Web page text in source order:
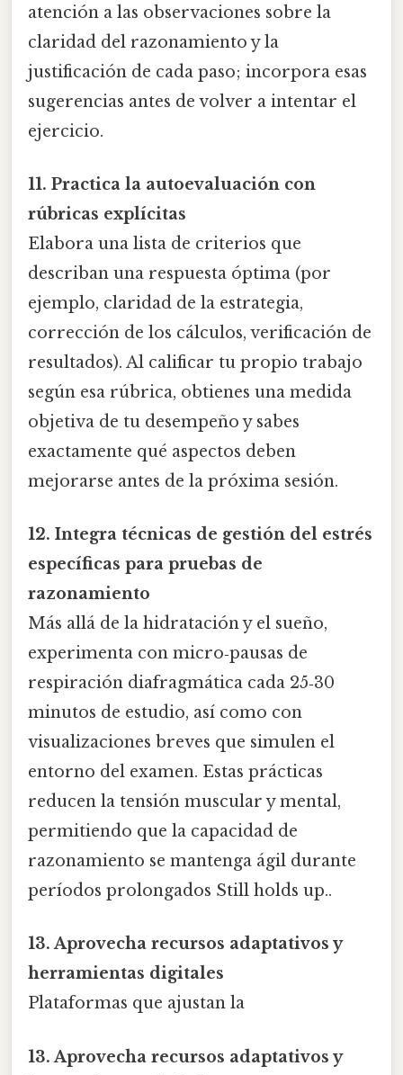
atención a las observaciones sobre la
claridad del razonamiento y la
justificación de cada paso; incorpora esas
sugerencias antes de volver a intentar el
ejercicio.
11. Practica la autoevaluación con
rúbricas explícitas
Elabora una lista de criterios que
describan una respuesta óptima (por
ejemplo, claridad de la estrategia,
corrección de los cálculos, verificación de
resultados). Al calificar tu propio trabajo
según esa rúbrica, obtienes una medida
objetiva de tu desempeño y sabes
exactamente qué aspectos deben
mejorarse antes de la próxima sesión.
12. Integra técnicas de gestión del estrés
específicas para pruebas de
razonamiento
Más allá de la hidratación y el sueño,
experimenta con micro‑pausas de
respiración diafragmática cada 25‑30
minutos de estudio, así como con
visualizaciones breves que simulen el
entorno del examen. Estas prácticas
reducen la tensión muscular y mental,
permitiendo que la capacidad de
razonamiento se mantenga ágil durante
períodos prolongados Still holds up..
13. Aprovecha recursos adaptativos y
herramientas digitales
Plataformas que ajustan la
13. Aprovecha recursos adaptativos y